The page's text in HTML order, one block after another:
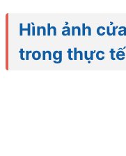
Hình ảnh
trong thực tế